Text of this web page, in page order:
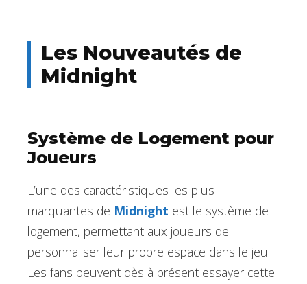
Les Nouveautés de
Midnight
Système de Logement pour
Joueurs
L’une des caractéristiques les plus
marquantes de Midnight est le système de
logement, permettant aux joueurs de
personnaliser leur propre espace dans le jeu.
Les fans peuvent dès à présent essayer cette